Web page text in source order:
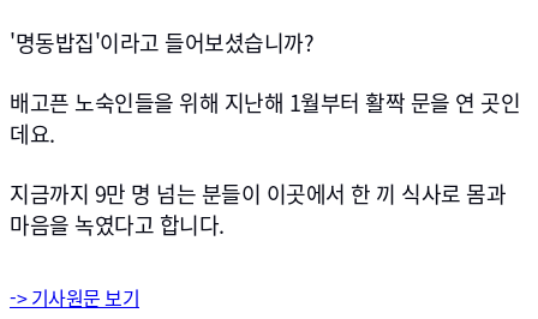
'명동밥집'이라고 들어보셨습니까?
배고픈 노숙인들을 위해 지난해 1월부터 활짝 문을 연 곳인
데요.
지금까지 9만 명 넘는 분들이 이곳에서 한 끼 식사로 몸과
마음을 녹였다고 합니다.
-> 기사원문 보기